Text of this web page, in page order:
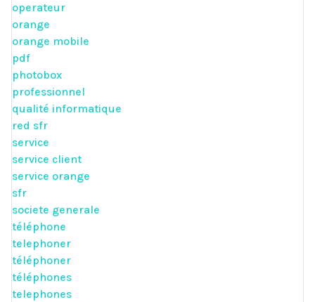
operateur
orange
orange mobile
pdf
photobox
professionnel
qualité informatique
red sfr
service
service client
service orange
sfr
societe generale
téléphone
telephoner
téléphoner
téléphones
telephones